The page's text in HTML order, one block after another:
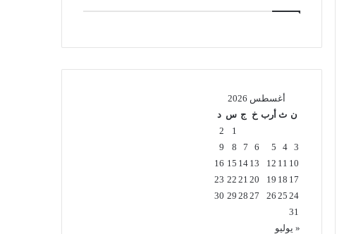
أغسطس 2026
ن ث أرب خ ج س د
1
2
3
4
5
6
7
8
9
10
11
12
13
14
15
16
17
18
19
20
21
22
23
24
25
26
27
28
29
30
31
« يوليو